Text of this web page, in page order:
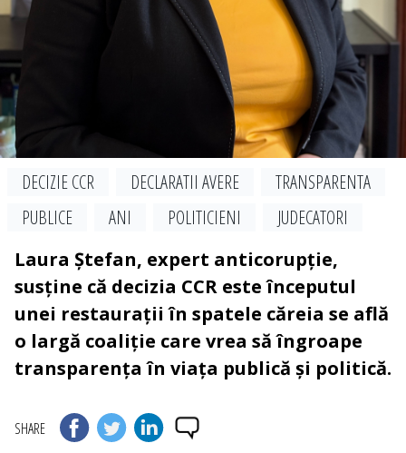
DECIZIE CCR DECLARATII AVERE
TRANSPARENTA
PUBLICE
ANI POLITICIENI
JUDECATORI
Laura Ștefan, expert anticorupție,
susține că decizia CCR este începutul
unei restaurații în spatele căreia se află
o largă coaliție care vrea să îngroape
transparența în viața publică și politică.
SHARE